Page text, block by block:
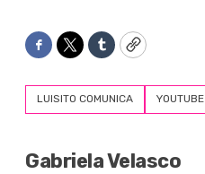
Facebook
TwitterTumblrCopy
LUISITO COMUNICA YOUTUBE
Gabriela Velasco